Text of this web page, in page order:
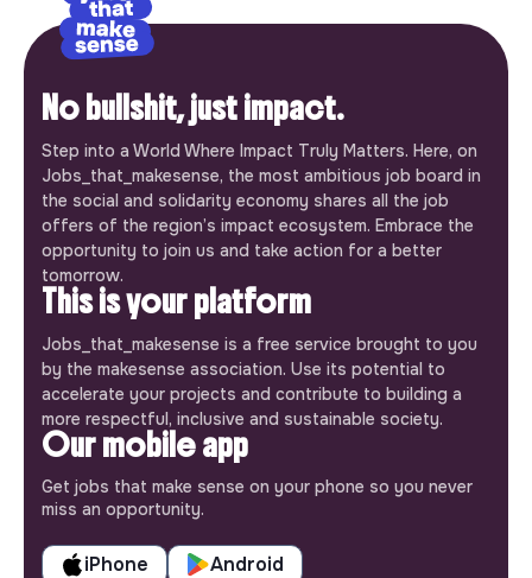
No bullshit, just impact.
Step into a World Where Impact Truly Matters. Here, on
Jobs_that_makesense, the most ambitious job board in
the social and solidarity economy shares all the job
offers of the region’s impact ecosystem. Embrace the
opportunity to join us and take action for a better
tomorrow.
This is your platform
Jobs_that_makesense is a free service brought to you
by the makesense association. Use its potential to
accelerate your projects and contribute to building a
more respectful, inclusive and sustainable society.
Our mobile app
Get jobs that make sense on your phone so you never
miss an opportunity.
iPhone Android